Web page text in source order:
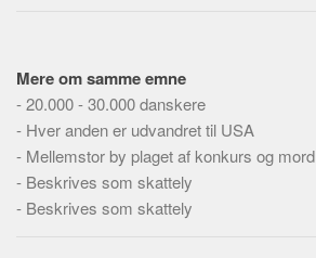
Køb og salg
Økonomi
Jura og regler
Skatter og afgifter
Mere om samme emne
-20.000 - 30.000 danskere
- Hver anden er udvandret til USA
- Mellemstor by plaget af konkurs og mord
- Beskrives som skattely
- Beskrives som skattely